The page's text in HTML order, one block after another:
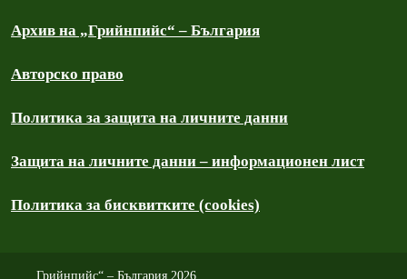
Архив на „Грийнпийс“ – България
Авторско право
Политика за защита на личните данни
Защита на личните данни – информационен лист
Политика за бисквитките (cookies)
„Грийнпийс“ – България 2026